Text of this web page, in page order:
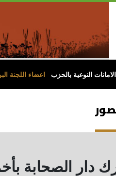
الامانات النوعية بالحزب اعضاء اللجنة
الصحابة